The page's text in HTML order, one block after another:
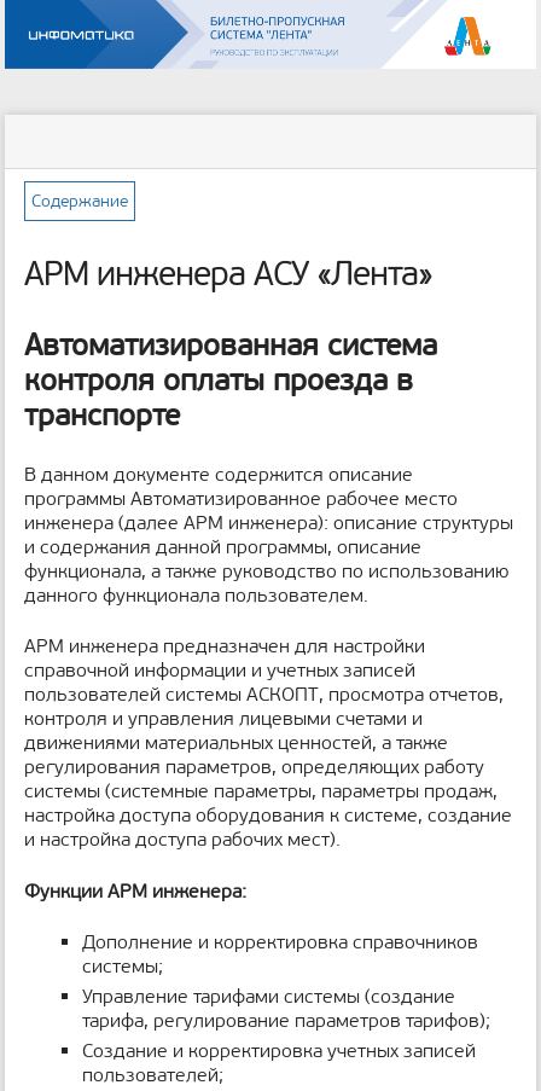
Инструменты
пользователя
сайта
страницы
е
т
д
а
н
н
ы
с
т
р
а
н
и
ц
Содержание
АРМ инженера АСУ «Лента»
Автоматизированная система
контроля оплаты проезда в
транспорте
В данном документе содержится описание
программы Автоматизированное рабочее место
инженера (далее АРМ инженера): описание структуры
и содержания данной программы, описание
функционала, а также руководство по использованию
данного функционала пользователем.
АРМ инженера предназначен для настройки
справочной информации и учетных записей
пользователей системы АСКОПТ, просмотра отчетов,
контроля и управления лицевыми счетами и
движениями материальных ценностей, а также
регулирования параметров, определяющих работу
системы (системные параметры, параметры продаж,
настройка доступа оборудования к системе, создание
и настройка доступа рабочих мест).
Функции АРМ инженера:
Дополнение и корректировка справочников
системы;
Управление тарифами системы (создание
тарифа, регулирование параметров тарифов);
Создание и корректировка учетных записей
пользователей;